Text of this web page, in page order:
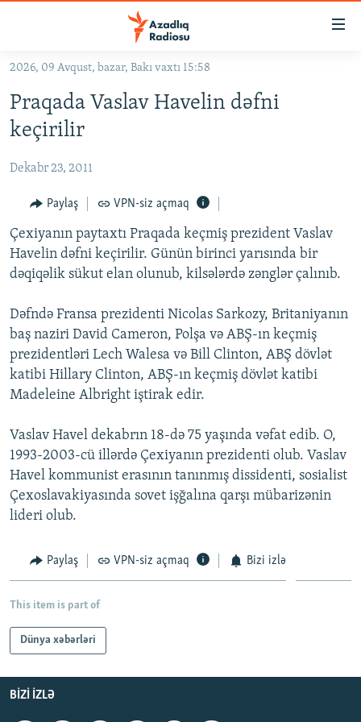
Əsas
qayıt
Əsas
naviqasiyaya
qayıt
#İZAHLA
KORRUPSIOMETR
#ƏSLINDƏ
FƏRQƏ BAX
QANUNI DOĞRU
ARAŞDIRMA
VIDEO
FOTOQALEREYA
İNFOQRAFIKA
RADIO ARXIV
OXU ZALI
AZƏRBAYCAN ƏDƏBIYYATI KITABXANASI
İSLAM VƏ DEMOKRATIYA
İZ - MƏDƏNIYYƏT PROQRAMI
HAQQIMIZDA
MISSIYAMIZ
PEŞƏ ETIKASI VƏ JURNALISTIKA STANDARTLARIMIZ
MATERIALLARIMIZDAN ISTIFADƏ
AZADLIQRADIOSU MOBIL TELEFONUNUZDA
BIZIMLƏ ƏLAQƏ
XƏBƏR BÜLLETENLƏRIMIZ
BIZI IZLƏ
RFE/RL-in bütün saytları
2026, 09 Avqust, bazar, Bakı vaxtı 15:58
Praqada Vaslav Havelin dəfni
keçirilir
Dekabr 23, 2011
Paylaş VPN-siz açmaq
Çexiyanın paytaxtı Praqada keçmiş prezident Vaslav
Havelin dəfni keçirilir. Günün birinci yarısında bir
dəqiqəlik sükut elan olunub, kilsələrdə zənglər çalınıb.
Dəfndə Fransa prezidenti Nicolas Sarkozy, Britaniyanın
baş naziri David Cameron, Polşa və ABŞ-ın keçmiş
prezidentləri Lech Walesa və Bill Clinton, ABŞ dövlət
katibi Hillary Clinton, ABŞ-ın keçmiş dövlət katibi
Madeleine Albright iştirak edir.
Vaslav Havel dekabrın 18-də 75 yaşında vəfat edib. O,
1993-2003-cü illərdə Çexiyanın prezidenti olub. Vaslav
Havel kommunist erasının tanınmış dissidenti, sosialist
Çexoslavakiyasında sovet işğalına qarşı mübarizənin
lideri olub.
Paylaş VPN-siz açmaq Bizi izlə
This item is part of
Dünya xəbərləri
BIZI IZLƏ